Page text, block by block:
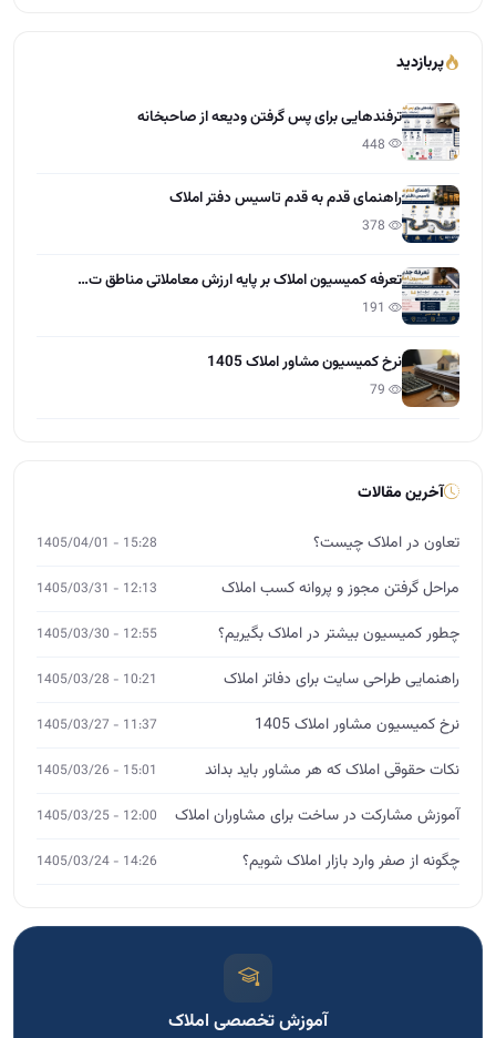
پربازدید
ترفندهایی برای پس گرفتن ودیعه از صاحبخانه
راهنمای قدم به قدم تاسیس دفتر املاک
تعرفه کمیسیون املاک بر پایه ارزش معاملاتی مناطق ت…
نرخ کمیسیون مشاور املاک 1405
آخرین مقالات
تعاون در املاک چیست؟ 15:28 - 1405/04/01
مراحل گرفتن مجوز و پروانه کسب املاک 12:13 - 1405/03/31
چطور کمیسیون بیشتر در املاک بگیریم؟ 12:55 - 1405/03/30
راهنمایی طراحی سایت برای دفاتر املاک 10:21 - 1405/03/28
نرخ کمیسیون مشاور املاک 1405 11:37 - 1405/03/27
نکات حقوقی املاک که هر مشاور باید بداند 15:01 - 1405/03/26
آموزش مشارکت در ساخت برای مشاوران املاک 12:00 - 1405/03/25
چگونه از صفر وارد بازار املاک شویم؟ 14:26 - 1405/03/24
آموزش تخصصی املاک